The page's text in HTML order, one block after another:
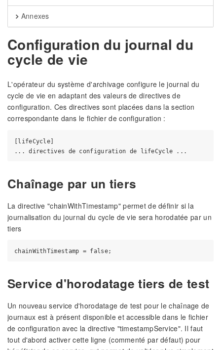
Annexes
Configuration du journal du
cycle de vie
L'opérateur du système d'archivage configure le journal du
cycle de vie en adaptant des valeurs de directives de
configuration. Ces directives sont placées dans la section
correspondante dans le fichier de configuration :
[lifeCycle]
Chaînage par un tiers
La directive "chainWithTimestamp" permet de définir si la
journalisation du journal du cycle de vie sera horodatée par un
tiers
Service d'horodatage tiers de test
Un nouveau service d'horodatage de test pour le chaînage de
journaux est à présent disponible et accessible dans le fichier
de configuration avec la directive "timestampService". Il faut
tout d'abord activer cette ligne (commenté par défaut) pour